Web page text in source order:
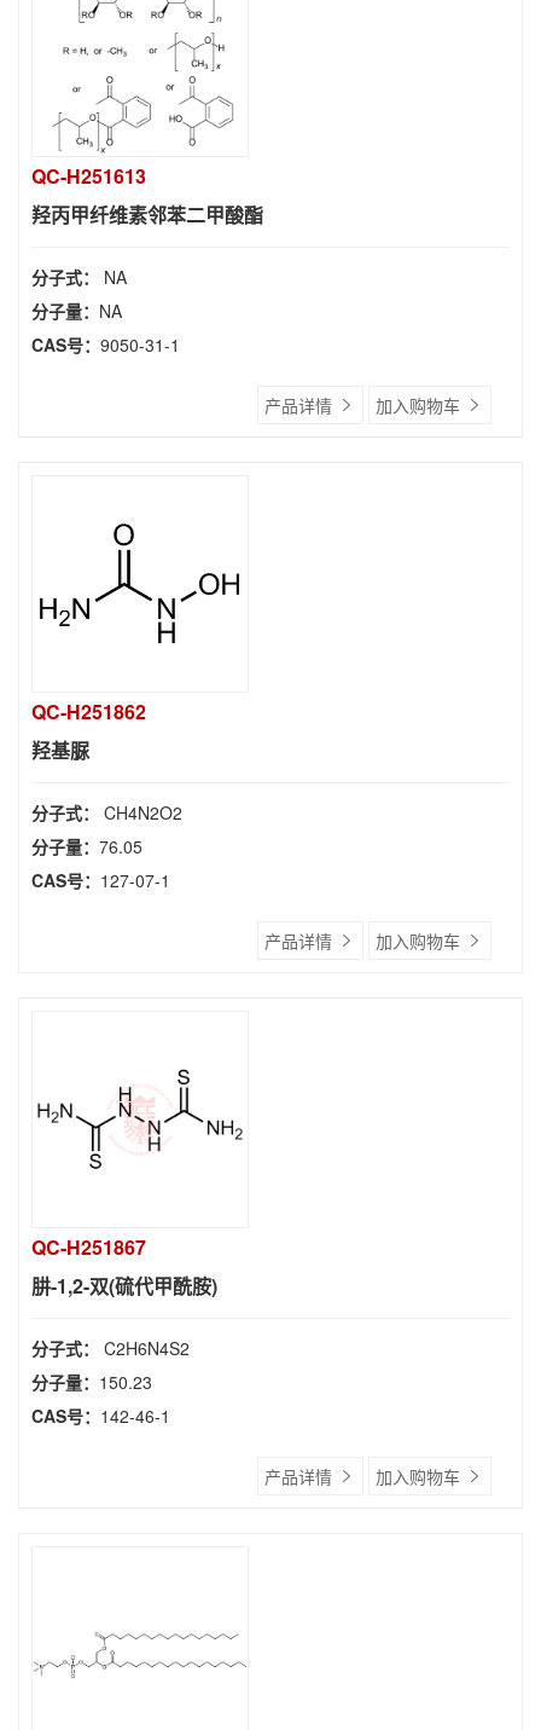
QC-H251613
羟丙甲纤维素邻苯二甲酸酯
分子式： NA
分子量： NA
CAS号： 9050-31-1
产品详情 加入购物车
QC-H251862
羟基脲
分子式： CH4N2O2
分子量： 76.05
CAS号： 127-07-1
产品详情 加入购物车
QC-H251867
肼-1,2-双(硫代甲酰胺)
分子式： C2H6N4S2
分子量： 150.23
CAS号： 142-46-1
产品详情 加入购物车